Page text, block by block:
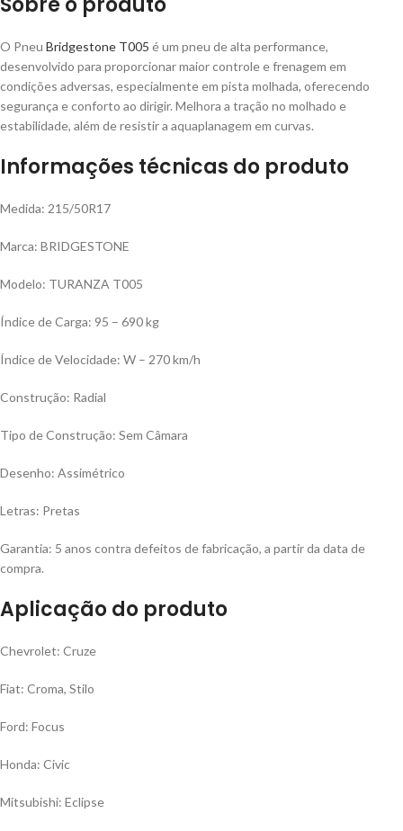
O Pneu Bridgestone T005 é um pneu de alta performance,
desenvolvido para proporcionar maior controle e frenagem em
condições adversas, especialmente em pista molhada, oferecendo
segurança e conforto ao dirigir. Melhora a tração no molhado e
estabilidade, além de resistir a aquaplanagem em curvas.
Informações técnicas do produto
Medida: 215/50R17
Marca: BRIDGESTONE
Modelo: TURANZA T005
Índice de Carga: 95 – 690 kg
Índice de Velocidade: W – 270 km/h
Construção: Radial
Tipo de Construção: Sem Câmara
Desenho: Assimétrico
Letras: Pretas
Garantia: 5 anos contra defeitos de fabricação, a partir da data de
compra.
Aplicação do produto
Chevrolet: Cruze
Fiat: Croma, Stilo
Ford: Focus
Honda: Civic
Mitsubishi: Eclipse